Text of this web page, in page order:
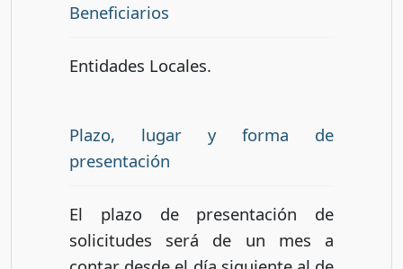
Beneficiarios
Entidades Locales.
Plazo, lugar y forma de
presentación
El plazo de presentación de
solicitudes será de un mes a